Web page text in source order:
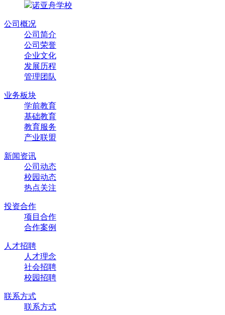
诺亚舟学校
公司概况
公司简介
公司荣誉
企业文化
发展历程
管理团队
业务板块
学前教育
基础教育
教育服务
产业联盟
新闻资讯
公司动态
校园动态
热点关注
投资合作
项目合作
合作案例
人才招聘
人才理念
社会招聘
校园招聘
联系方式
联系方式